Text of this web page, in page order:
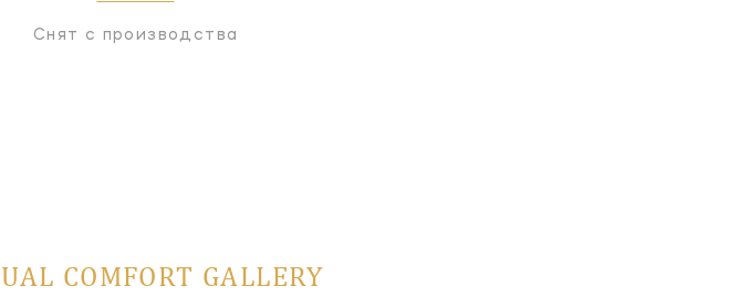
Снят с производства
COMFORT GALLERY